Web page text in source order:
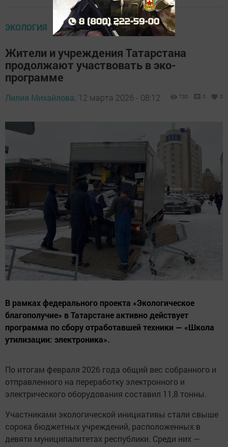
ЭКОЛОГИЯ
Жители и учреждения Татарстана
продолжают участвовать в эко-
программе
Лилия Михайлова, 12 марта 2026 - 08:12 730 0 0
В рамках федерального проекта «Экологическое
благополучие» в Татарстане активно действует
программа по сбору отработавшей техники — «Школа
утилизации: электроника».
По итогам февраля 2026 года общий вес собранного и
отправленного на переработку электронного и
электрического оборудования составил 11,8 тонны.
Участниками экологической инициативы стали свыше
сорока бюджетных учреждений, расположенных в
девяти муниципалитетах республики. Среди них —